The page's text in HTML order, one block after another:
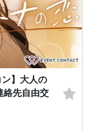
】大人の
絡先自由交